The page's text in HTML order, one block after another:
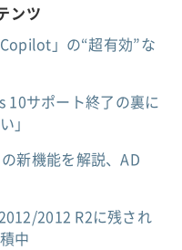
ンツ
」の“超有効”な
サポート終了の裏に
」
新機能を解説、AD
2012 R2に残され
中